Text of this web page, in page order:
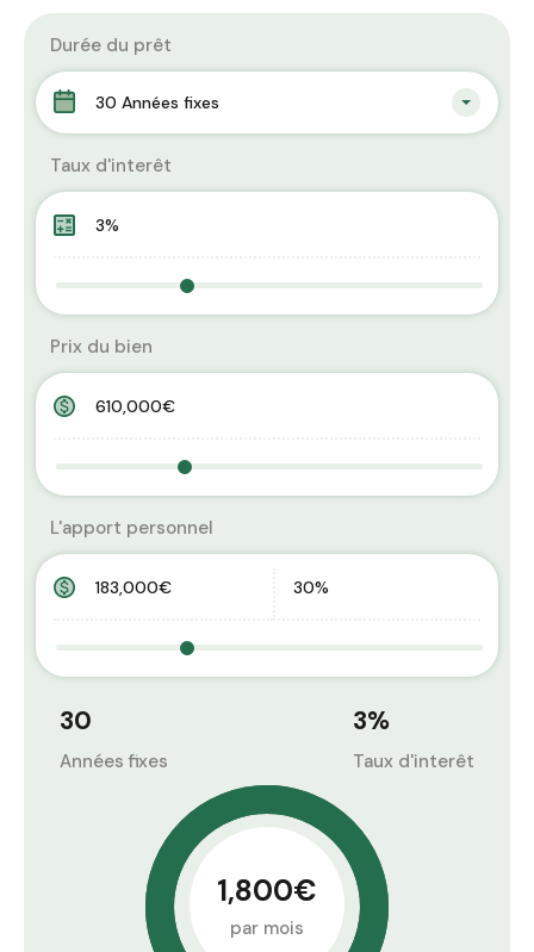
Durée du prêt
30 Années fixes
Taux d'interêt
Prix du bien
L'apport personnel
30
Années fixes
3%
Taux d'interêt
1,800€
par mois